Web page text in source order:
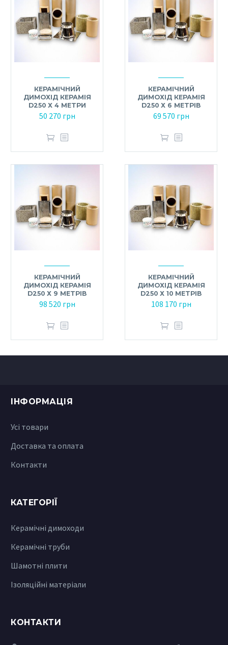
КЕРАМІЧНИЙ
ДИМОХІД КЕРАМІЯ
D250 Х 4 МЕТРИ
50 270 грн
КЕРАМІЧНИЙ
ДИМОХІД КЕРАМІЯ
D250 Х 6 МЕТРІВ
69 570 грн
КЕРАМІЧНИЙ
ДИМОХІД КЕРАМІЯ
D250 Х 9 МЕТРІВ
98 520 грн
КЕРАМІЧНИЙ
ДИМОХІД КЕРАМІЯ
D250 Х 10 МЕТРІВ
108 170 грн
ІНФОРМАЦІЯ
Усі товари
Доставка та оплата
Контакти
КАТЕГОРІЇ
Керамічні димоходи
Керамічні труби
Шамотні плити
Ізоляційні матеріали
КОНТАКТИ